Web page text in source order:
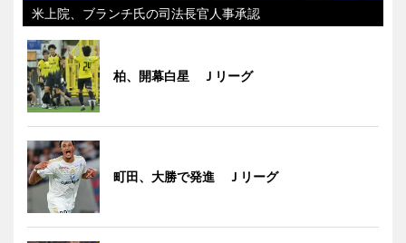
米上院、ブランチ氏の司法長官人事承認
柏、開幕白星 Ｊリーグ
町田、大勝で発進 Ｊリーグ